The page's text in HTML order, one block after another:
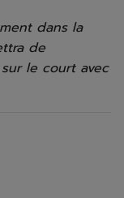
dans la
de
le court avec